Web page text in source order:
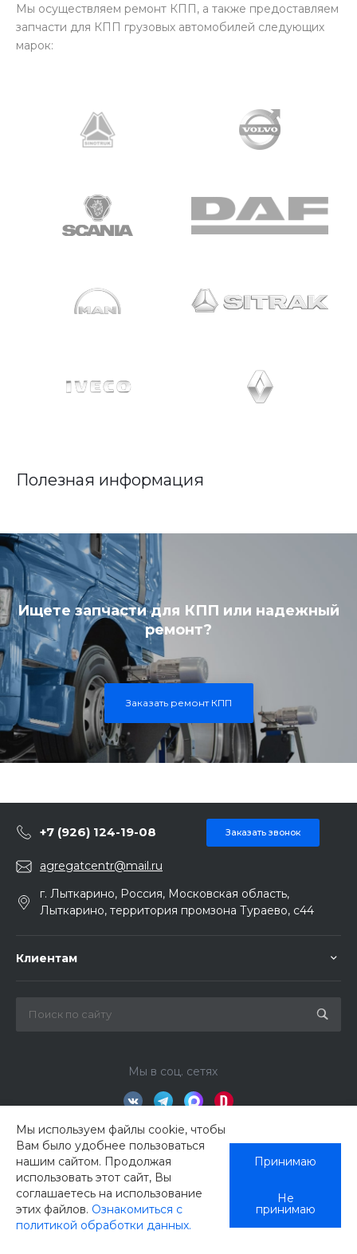
Мы осуществляем ремонт КПП, а также предоставляем
запчасти для КПП грузовых автомобилей следующих
марок:
Полезная информация
Ищете запчасти для КПП или надежный
ремонт?
Заказать ремонт КПП
+7 (926) 124-19-08 Заказать звонок
agregatcentr@mail.ru
г. Лыткарино, Россия, Московская область,
Лыткарино, территория промзона Тураево, с44
Клиентам
Мы в соц. сетях
© 2026 ЕвроГир, Все права защищены
Мы используем файлы cookie, чтобы
Вам было удобнее пользоваться
нашим сайтом. Продолжая
использовать этот сайт, Вы
соглашаетесь на использование
этих файлов. Ознакомиться с
политикой обработки данных.
Принимаю
Не
принимаю